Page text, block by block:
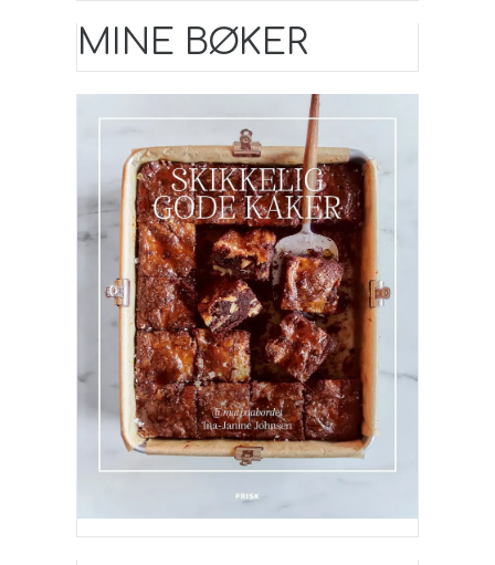
MINE BØKER